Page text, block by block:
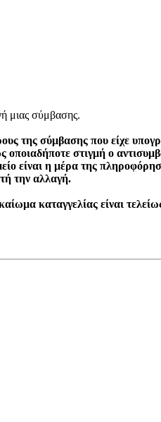
μιας σύμβασης.
της σύμβασης που είχε
οποιαδήποτε στιγμή ο
είναι η μέρα της
την αλλαγή.
καταγγελίας είναι